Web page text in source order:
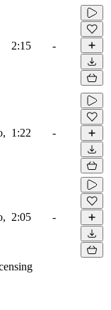
2:15 -
1:22 -
2:05 -